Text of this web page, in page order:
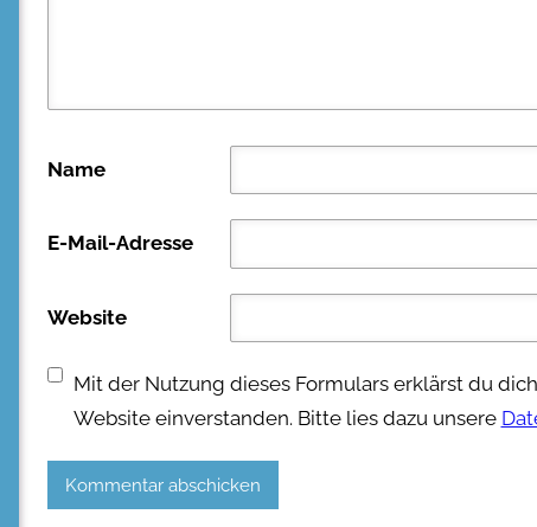
Name
E-Mail-Adresse
Website
Mit der Nutzung dieses Formulars erklärst du
Website einverstanden. Bitte lies dazu unsere